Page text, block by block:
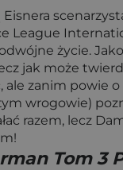
League
życie.
jak może
zanim powie
wrogowie)
razem, lecz
Tom 3